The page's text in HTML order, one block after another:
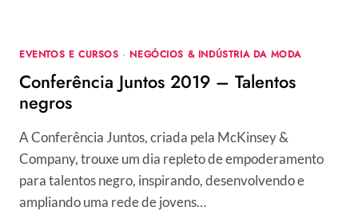
EVENTOS E CURSOS · NEGÓCIOS & INDÚSTRIA DA MODA
Conferência Juntos 2019 – Talentos
negros
A Conferência Juntos, criada pela McKinsey &
Company, trouxe um dia repleto de empoderamento
para talentos negro, inspirando, desenvolvendo e
ampliando uma rede de jovens…